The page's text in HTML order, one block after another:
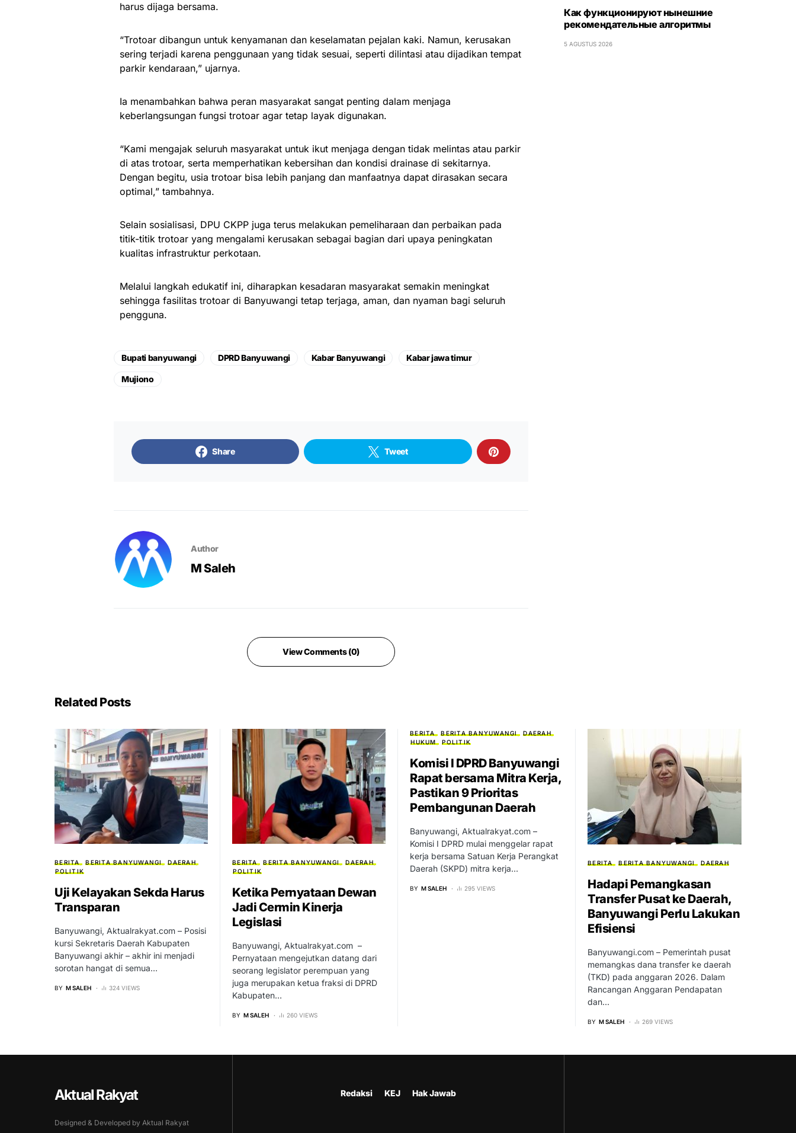
harus dijaga bersama.
“Trotoar dibangun untuk kenyamanan dan keselamatan pejalan kaki. Namun, kerusakan
sering terjadi karena penggunaan yang tidak sesuai, seperti dilintasi atau dijadikan tempat
parkir kendaraan,” ujarnya.
Ia menambahkan bahwa peran masyarakat sangat penting dalam menjaga
keberlangsungan fungsi trotoar agar tetap layak digunakan.
“Kami mengajak seluruh masyarakat untuk ikut menjaga dengan tidak melintas atau parkir
di atas trotoar, serta memperhatikan kebersihan dan kondisi drainase di sekitarnya.
Dengan begitu, usia trotoar bisa lebih panjang dan manfaatnya dapat dirasakan secara
optimal,” tambahnya.
Selain sosialisasi, DPU CKPP juga terus melakukan pemeliharaan dan perbaikan pada
titik-titik trotoar yang mengalami kerusakan sebagai bagian dari upaya peningkatan
kualitas infrastruktur perkotaan.
Melalui langkah edukatif ini, diharapkan kesadaran masyarakat semakin meningkat
sehingga fasilitas trotoar di Banyuwangi tetap terjaga, aman, dan nyaman bagi seluruh
pengguna.
Bupati banyuwangi DPRD Banyuwangi Kabar Banyuwangi Kabar jawa timur
Mujiono
Share Tweet
Author
M Saleh
View Comments (0)
Как функционируют нынешние
рекомендательные алгоритмы
5 AGUSTUS 2026
Related Posts
BERITA BERITA BANYUWANGI
DAERAH
POLITIK
Uji Kelayakan Sekda Harus
Transparan
Banyuwangi, Aktualrakyat.com – Posisi
kursi Sekretaris Daerah Kabupaten
Banyuwangi akhir – akhir ini menjadi
sorotan hangat di semua…
BY M SALEH 324 VIEWS
BERITA BERITA BANYUWANGI
DAERAH
POLITIK
Ketika Pernyataan Dewan
Jadi Cermin Kinerja
Legislasi
Banyuwangi, Aktualrakyat.com –
Pernyataan mengejutkan datang dari
seorang legislator perempuan yang
juga merupakan ketua fraksi di DPRD
Kabupaten…
BY M SALEH 260 VIEWS
BERITA BERITA BANYUWANGI
DAERAH
HUKUM
POLITIK
Komisi I DPRD Banyuwangi
Rapat bersama Mitra Kerja,
Pastikan 9 Prioritas
Pembangunan Daerah
Banyuwangi, Aktualrakyat.com –
Komisi I DPRD mulai menggelar rapat
kerja bersama Satuan Kerja Perangkat
Daerah (SKPD) mitra kerja…
BY M SALEH 295 VIEWS
BERITA BERITA BANYUWANGI DAERAH
Hadapi Pemangkasan
Transfer Pusat ke Daerah,
Banyuwangi Perlu Lakukan
Efisiensi
Banyuwangi.com – Pemerintah pusat
memangkas dana transfer ke daerah
(TKD) pada anggaran 2026. Dalam
Rancangan Anggaran Pendapatan
dan…
BY M SALEH 269 VIEWS
Aktual Rakyat
Designed & Developed by Aktual Rakyat
Redaksi KEJ Hak Jawab